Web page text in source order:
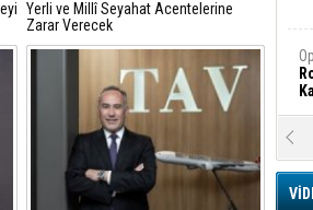
Yerli ve Millî Seyahat Acentelerine
Zarar Verecek